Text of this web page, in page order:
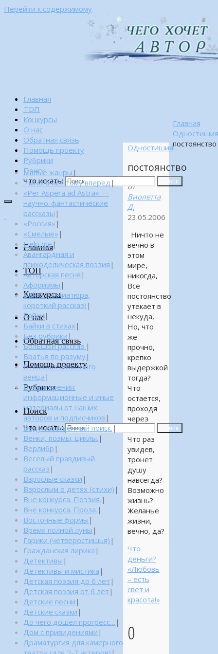
Перейти к содержимому
Главная
ТОП
Конкурсы
О нас
Обратная связь
Помощь проекту
Рубрики
Поиск
Что искать:
Поиск
Главная
ТОП
Конкурсы
О нас
Обратная связь
Помощь проекту
Рубрики
Поиск
Что искать: Поиск
Главная
постоянство
Одностишия
постоянство
от
Виолетта
Д.
23.05.2006
Ничто не
вечно в
этом
мире,
никогда,
Все
постоянство
утекает в
некуда,
Но, что
же
прочно,
крепко
выдержкой
тогда?
Что
остается,
проходя
через
Что раз
увидев,
тронет
душу
навсегда?
Возможно
жизнь?
Желанье
жизни,
вечно, да?
Что
деньги?
«Любовь
– есть
свет и
красота!»
0
Малые жанры |
…много лет тому вперед |
«Per Aspera ad Astra» —
научно-фантастические
рассказы |
«Россия» |
«Смелые» |
Help me|
Авангардная и
психоделическая поэзия |
Авторская песня |
Афоризмы |
Байка (миниатюра,
короткий рассказ) |
Байки|
Байки в стихах |
Без рубрики |
Большой рассказ. |
Братья по разуму|
В поисках алмазного
венца |
В поле зрения:
информационные и иные
материалы от наших
авторов и подписчиков |
Веду собственный поиск. |
Венки, поэмы, циклы. |
Верлибр |
Веселый правдивый
рассказ |
Взрослые сказки |
Взрослым о детях (стихи) |
Вне конкурса. Поэзия. |
Вне конкурса. Проза. |
Восточные формы |
Время полной луны |
Гарики (четверостишья) |
Гражданская лирика |
Детективы |
Детективы и мистика |
Детская поэзия до 6 лет |
Детская поэзия от 6 лет |
Детские песни |
Детские сказки |
До чего дошел прогресс… |
Дом с привидениями |
Драматургия для камерного